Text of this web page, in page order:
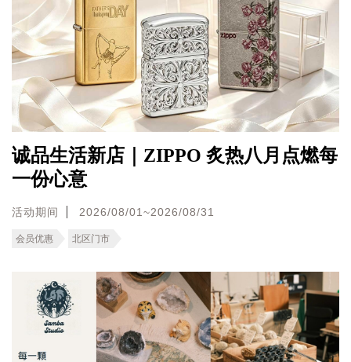
诚品生活新店｜ZIPPO 炙热八月点燃每
一份心意
活动期间 2026/08/01~2026/08/31
会员优惠 北区门市